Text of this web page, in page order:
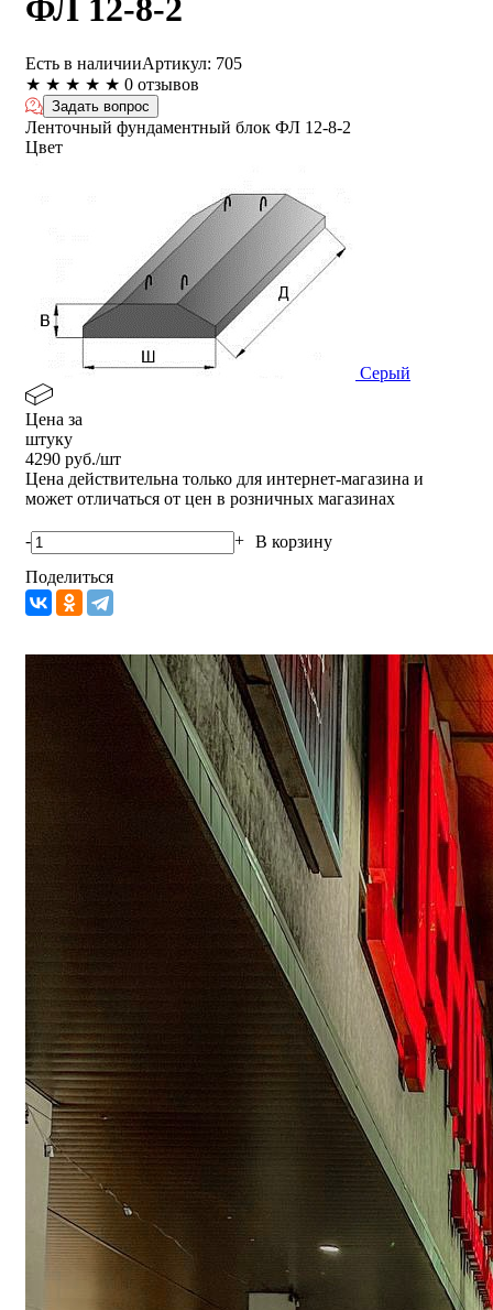
ФЛ 12-8-2
Есть в наличииАртикул: 705
★ ★ ★ ★ ★ 0 отзывов
Задать вопрос
Ленточный фундаментный блок ФЛ 12-8-2
Цвет
Серый
Цена за
штуку
4290 руб./шт
Цена действительна только для интернет-магазина и
может отличаться от цен в розничных магазинах
- + В корзину
Поделиться